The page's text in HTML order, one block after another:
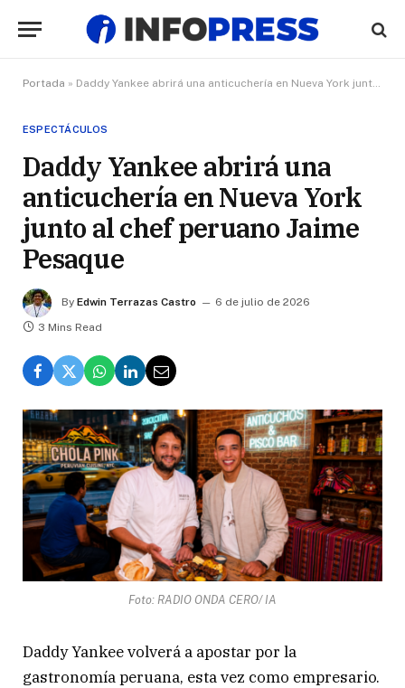
Portada » Daddy Yankee abrirá una anticuchería en Nueva York junto al chef peruano Jaime Pesaque
ESPECTÁCULOS
Daddy Yankee abrirá una
anticuchería en Nueva York
junto al chef peruano Jaime
Pesaque
By Edwin Terrazas Castro
6 de julio de 2026
3 Mins Read
Foto: RADIO ONDA CERO/ IA
Daddy Yankee volverá a apostar por la
gastronomía peruana, esta vez como empresario.